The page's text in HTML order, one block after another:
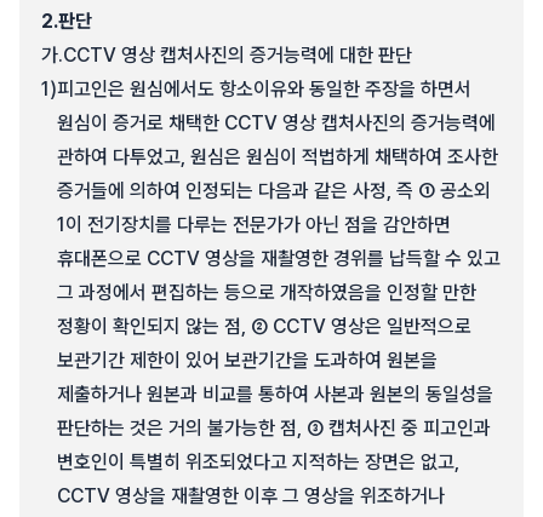
2.판단
가.CCTV 영상 캡처사진의 증거능력에 대한 판단
1)피고인은 원심에서도 항소이유와 동일한 주장을 하면서
원심이 증거로 채택한 CCTV 영상 캡처사진의 증거능력에
관하여 다투었고, 원심은 원심이 적법하게 채택하여 조사한
증거들에 의하여 인정되는 다음과 같은 사정, 즉 ① 공소외
1이 전기장치를 다루는 전문가가 아닌 점을 감안하면
휴대폰으로 CCTV 영상을 재촬영한 경위를 납득할 수 있고
그 과정에서 편집하는 등으로 개작하였음을 인정할 만한
정황이 확인되지 않는 점, ② CCTV 영상은 일반적으로
보관기간 제한이 있어 보관기간을 도과하여 원본을
제출하거나 원본과 비교를 통하여 사본과 원본의 동일성을
판단하는 것은 거의 불가능한 점, ③ 캡처사진 중 피고인과
변호인이 특별히 위조되었다고 지적하는 장면은 없고,
CCTV 영상을 재촬영한 이후 그 영상을 위조하거나